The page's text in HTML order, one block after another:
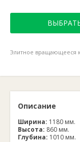
Элитное вращающееся
Описание
Ширина: 1180 мм.
Высота: 860 мм.
Глубина: 1010 мм.